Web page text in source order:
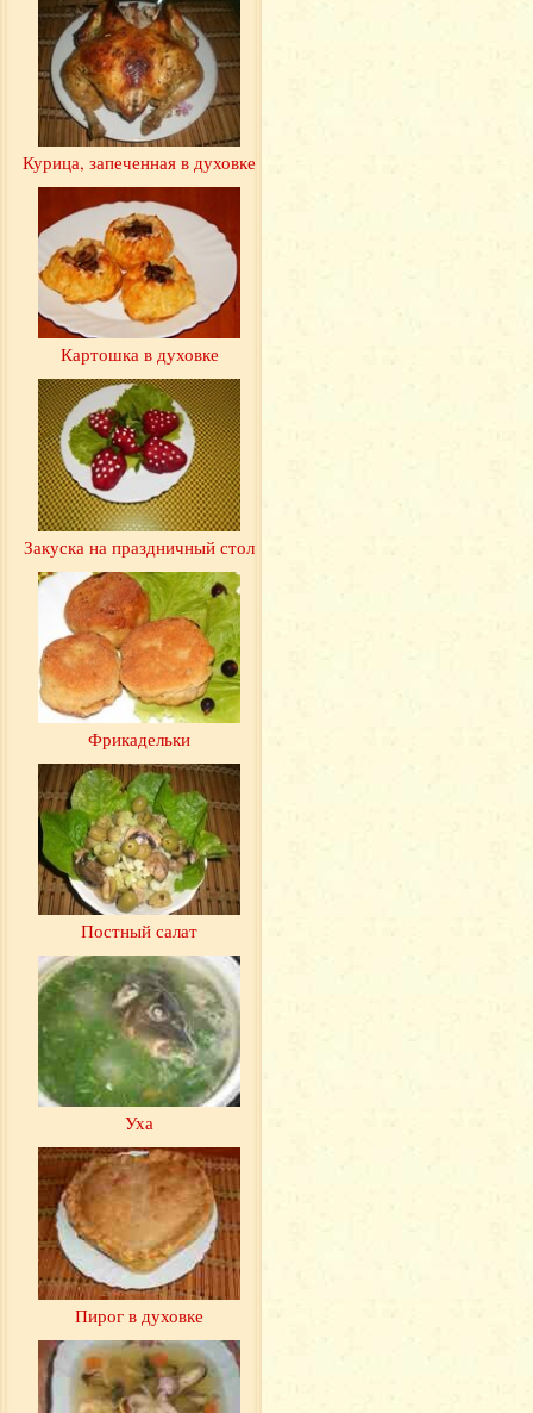
Курица, запеченная в духовке
Картошка в духовке
Закуска на праздничный стол
Фрикадельки
Постный салат
Уха
Пирог в духовке